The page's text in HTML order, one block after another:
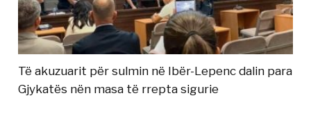
Të akuzuarit për sulmin në Ibër-Lepenc dalin para
Gjykatës nën masa të rrepta sigurie